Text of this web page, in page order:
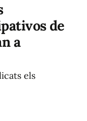
de
a
els